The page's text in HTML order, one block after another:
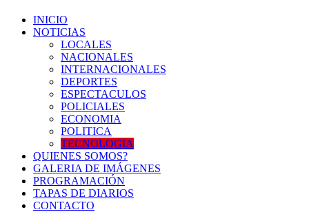
INICIO
NOTICIAS
LOCALES
NACIONALES
INTERNACIONALES
DEPORTES
ESPECTACULOS
POLICIALES
ECONOMIA
POLITICA
TECNOLOGIA
QUIENES SOMOS?
GALERIA DE IMÁGENES
PROGRAMACIÓN
TAPAS DE DIARIOS
CONTACTO